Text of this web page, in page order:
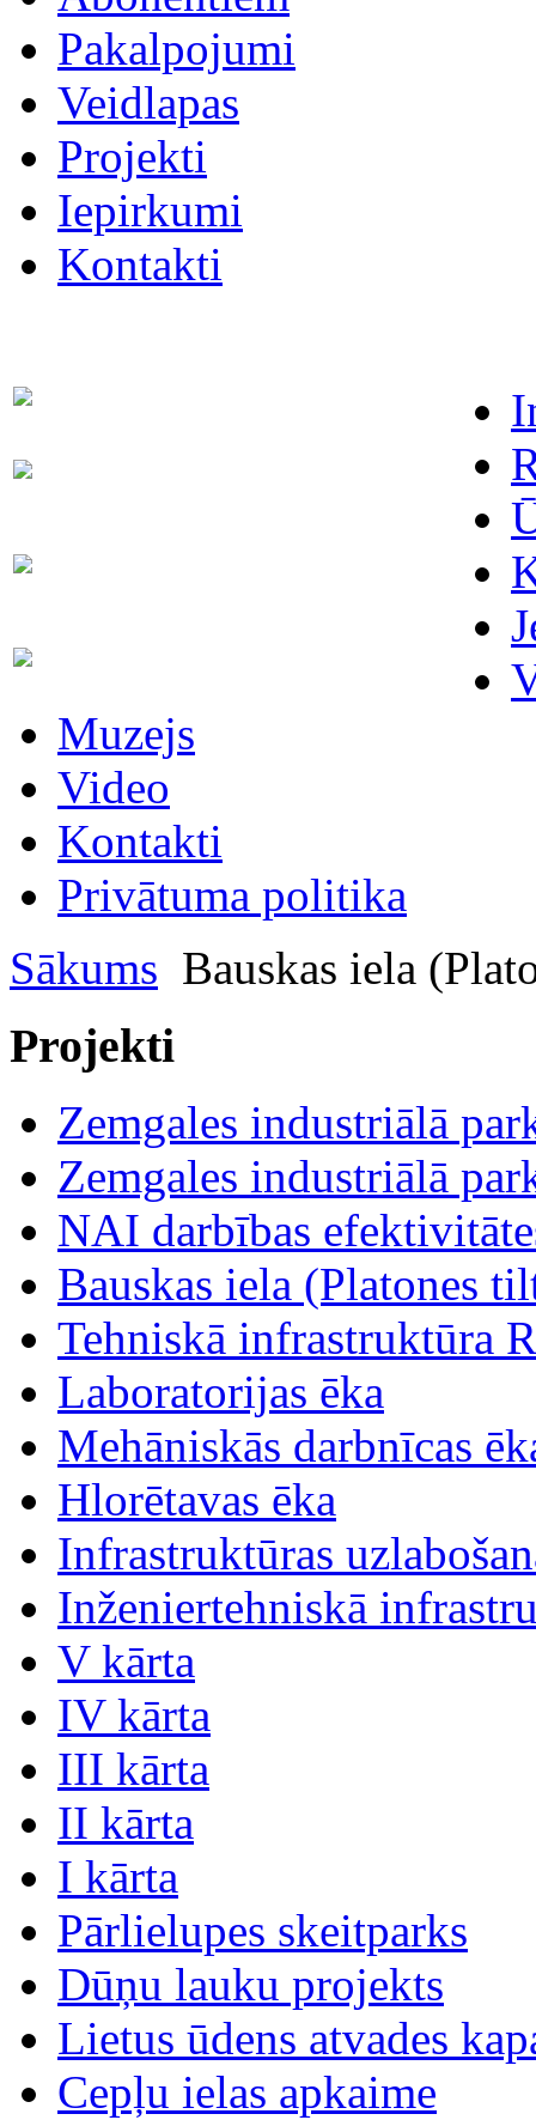
Pakalpojumi
Veidlapas
Projekti
Iepirkumi
Kontakti
63021091
63022886
63007698
Muzejs
Video
Kontakti
Privātuma politika
Sākums Bauskas iela
Projekti
Zemgales industriālā
Zemgales industriālā
NAI darbības
Bauskas iela (Platones
Tehniskā infrastruktūra
Laboratorijas ēka
Mehāniskās darbnīcas
Hlorētavas ēka
Infrastruktūras
Inženiertehniskā
V kārta
IV kārta
III kārta
II kārta
I kārta
Pārlielupes skeitparks
Dūņu lauku projekts
Lietus ūdens atvades
Cepļu ielas apkaime